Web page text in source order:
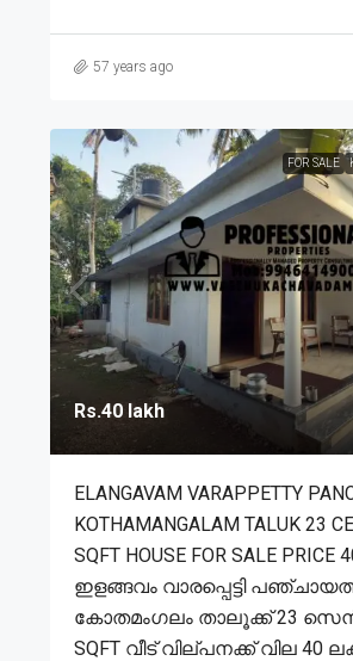
57 years ago
FOR SALE
Rs.40 lakh
ELANGAVAM VARAPPETTY
KOTHAMANGALAM TALUK 23
SQFT HOUSE FOR SALE PRICE
ഇളങ്ങവം വാരപ്പെട്ടി
കോതമംഗലം താലൂക്ക് 23
SQFT വീട് വില്പനക്ക് വില 40